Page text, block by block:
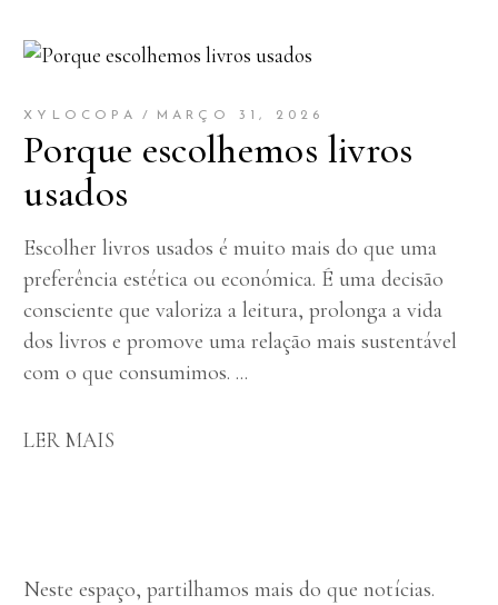
XYLOCOPA MARÇO 31, 2026
Porque escolhemos livros
usados
Escolher livros usados é muito mais do que uma
preferência estética ou económica. É uma decisão
consciente que valoriza a leitura, prolonga a vida
dos livros e promove uma relação mais sustentável
com o que consumimos.
LER MAIS
Neste espaço, partilhamos mais do que notícias.